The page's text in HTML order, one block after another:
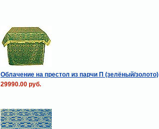
Облачение на престол из парчи П (зелёный/золото)
29990.00 руб.